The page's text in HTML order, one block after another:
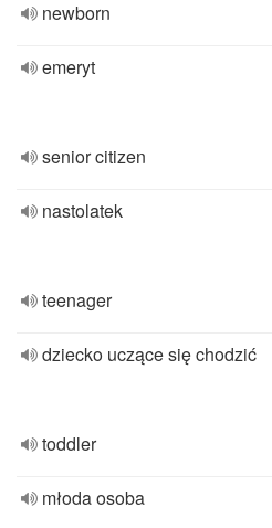
newborn
emeryt
senior citizen
nastolatek
teenager
dziecko uczące się chodzić
toddler
młoda osoba